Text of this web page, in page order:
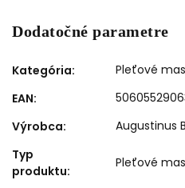
Dodatočné parametre
Kategória:
Pleťové
EAN:
Výrobca:
Augustinus
Typ
produktu:
Pleťové